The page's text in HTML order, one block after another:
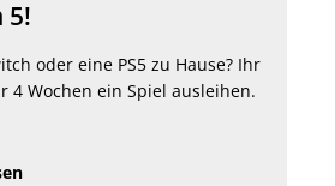
5!
oder eine PS5 zu Hause? Ihr
4 Wochen ein Spiel ausleihen.